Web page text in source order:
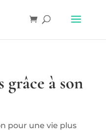
grâce à son
pour une vie plus